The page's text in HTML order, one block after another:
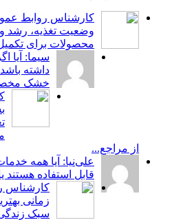
کارشناس روابط
وضعیت تغذیه، رشد
محصولات برای
سیما: آیا
داشته
خشک
از مراجع...
علی‌نیا: آیا همه
قابل استفاده
کارشناس
زمانی
سبک